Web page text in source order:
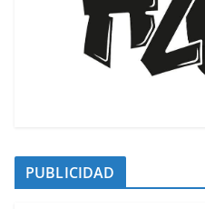
PUBLICIDAD